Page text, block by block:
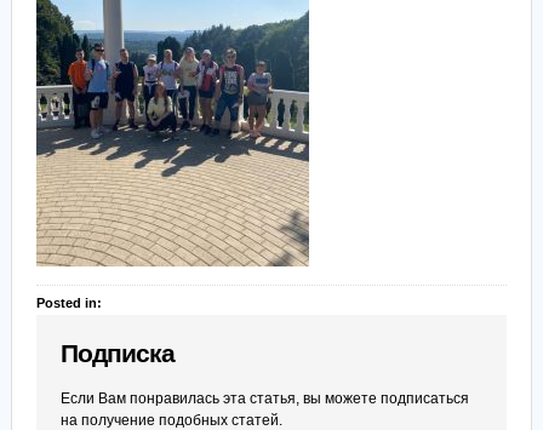
Posted in:
Подписка
Если Вам понравилась эта статья, вы можете подписаться
на получение подобных статей.